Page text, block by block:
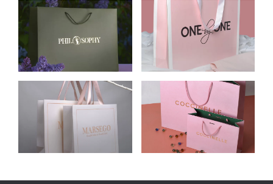
MOODSTORIES
ПАКЕТЫ ИЗ
КАРТОНА ДЛЯ
МАГАЗИНА
ЖЕНСКОЙ
ОДЕЖДЫ
PHILOSOPHY
ЦЕЛЛЮЛОЗНОГО
КАРТОНА ДЛЯ ONE
ПАКЕТ ИЗ
ЦЕЛЛЮЛОЗНОГО
КАРТОНА ДЛЯ
MARSEGO
ПАКЕТЫ ИЗ
БУМАГИ
COCCINELLE